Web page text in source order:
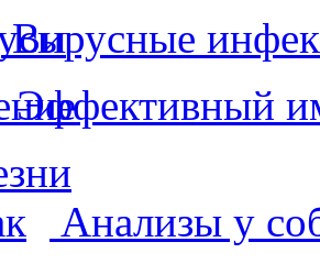
Вирусные
Эффективный
Анализы у